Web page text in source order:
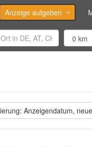
Anzeige aufgeben
Anzeigendatum,